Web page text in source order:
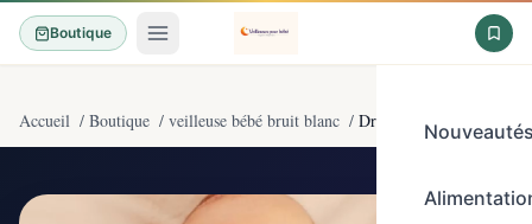
Boutique
Accueil / Boutique / veilleuse bébé bruit blanc / Dreamegg D11 Machine